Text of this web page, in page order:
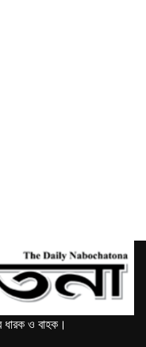
ধারক ও বাহক।